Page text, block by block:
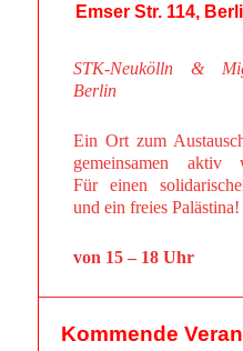
STK-Neukölln &
Berlin
Ein Ort zum
gemeinsamen aktiv
Für einen
und ein freies Palästina!
von 15 – 18 Uhr
Emser Str. 114,
Kommende